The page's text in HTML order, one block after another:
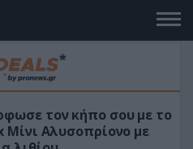
«Μαγική» φόρμουλα
για αύξηση της λίμπιντο